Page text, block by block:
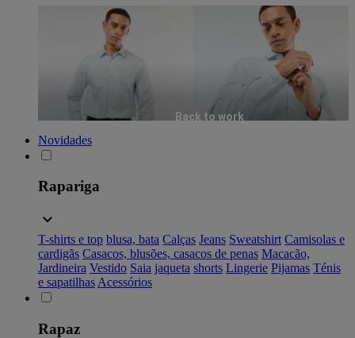
Back to work
Novidades
Rapariga
T-shirts e top blusa, bata Calças Jeans Sweatshirt Camisolas e
cardigãs Casacos, blusões, casacos de penas Macacão,
Jardineira Vestido Saia jaqueta shorts Lingerie Pijamas Ténis
e sapatilhas Acessórios
Rapaz